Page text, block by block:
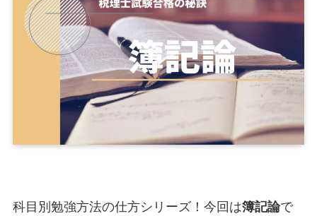
科目別勉強方法の仕方シリーズ！今回は簿記論で